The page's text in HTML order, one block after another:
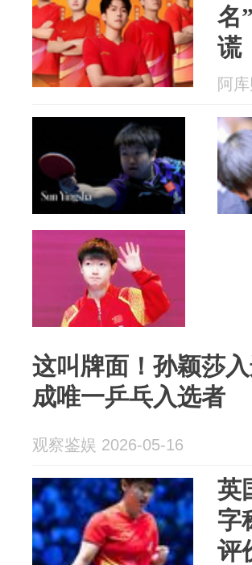
名
谎
阿
这叫牌面！孙颖莎
成唯一乒乓入选者
观察鉴娱 2026-05-16
英
字
评